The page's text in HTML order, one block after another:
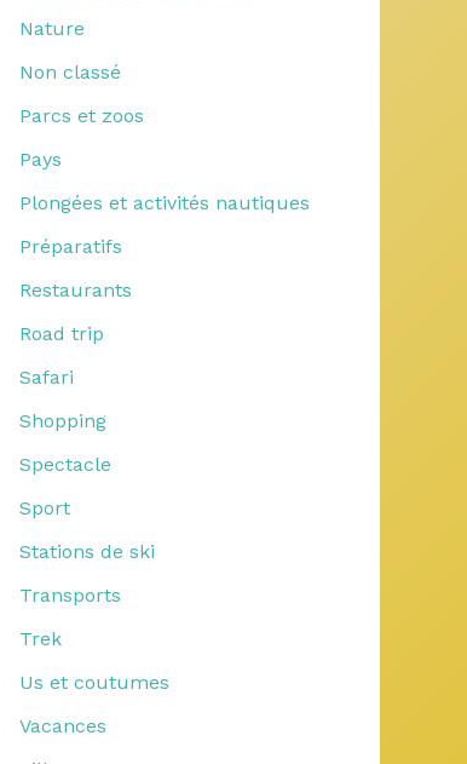
Nature
Non classé
Parcs et zoos
Pays
Plongées et activités nautiques
Préparatifs
Restaurants
Road trip
Safari
Shopping
Spectacle
Sport
Stations de ski
Transports
Trek
Us et coutumes
Vacances